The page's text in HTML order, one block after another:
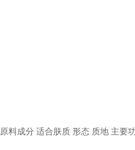
原料成分 适合肤质 形态 质地 主要